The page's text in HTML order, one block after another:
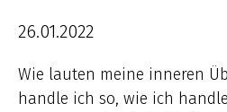
26.01.2022
Wie lauten meine inneren
handle ich so, wie ich